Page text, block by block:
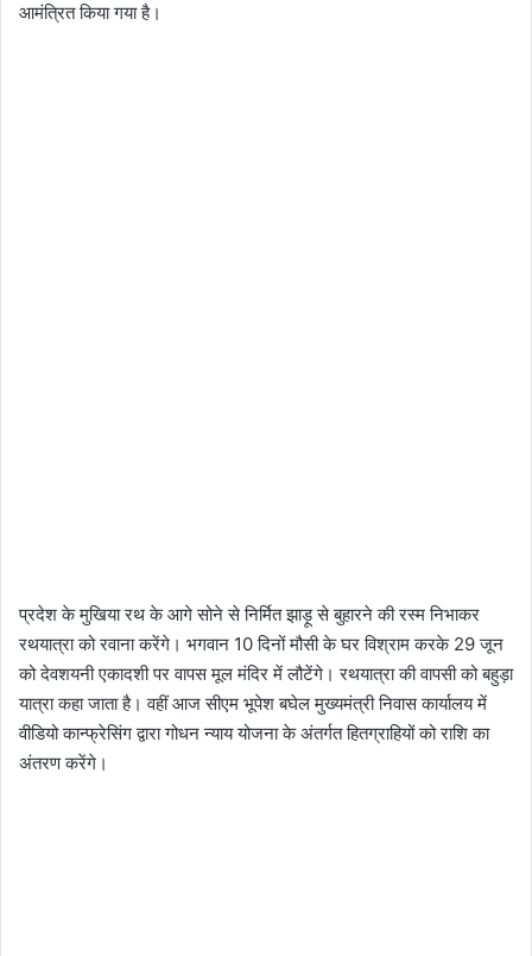
आमंत्रित किया गया है।
प्रदेश के मुखिया रथ के आगे सोने से निर्मित झाड़ू से बुहारने की रस्म निभाकर
रथयात्रा को रवाना करेंगे। भगवान 10 दिनों मौसी के घर विश्राम करके 29 जून
को देवशयनी एकादशी पर वापस मूल मंदिर में लौटेंगे। रथयात्रा की वापसी को बहुड़ा
यात्रा कहा जाता है। वहीं आज सीएम भूपेश बघेल मुख्यमंत्री निवास कार्यालय में
वीडियो कान्फ्रेसिंग द्वारा गोधन न्याय योजना के अंतर्गत हितग्राहियों को राशि का
अंतरण करेंगे।